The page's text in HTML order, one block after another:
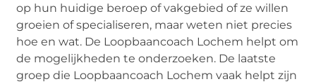
op hun huidige beroep of vakgebied of ze willen
groeien of specialiseren, maar weten niet precies
hoe en wat. De Loopbaancoach Lochem helpt om
de mogelijkheden te onderzoeken. De laatste
groep die Loopbaancoach Lochem vaak helpt zijn